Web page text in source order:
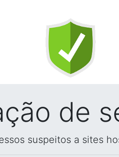
de
suspeitos a sites